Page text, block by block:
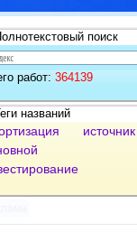
поиск
работ: 364139
названий
источник